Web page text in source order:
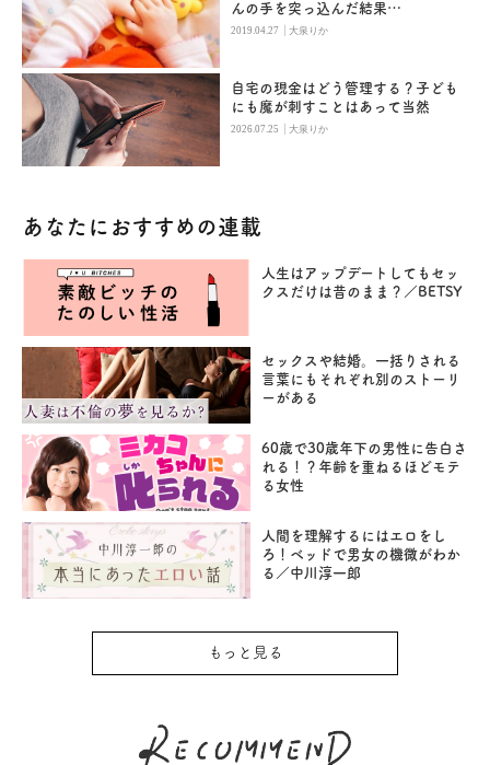
んの手を突っ込んだ結果…
2019.04.27 |大泉りか
自宅の現金はどう管理する？子ども
にも魔が刺すことはあって当然
2026.07.25 |大泉りか
あなたにおすすめの連載
人生はアップデートしてもセッ
クスだけは昔のまま？／BETSY
セックスや結婚。一括りされる
言葉にもそれぞれ別のストーリ
ーがある
60歳で30歳年下の男性に告白さ
れる！？年齢を重ねるほどモテ
る女性
人間を理解するにはエロをし
ろ！ベッドで男女の機微がわか
る／中川淳一郎
もっと見る